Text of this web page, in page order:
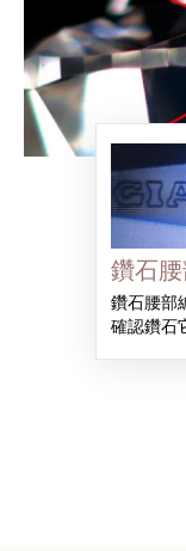
鑽石
鑽石腰部
確認鑽石